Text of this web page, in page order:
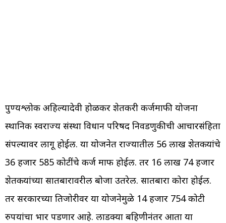
पुण्यश्लोक अहिल्यादेवी होळकर शेतकरी कर्जमाफी योजना
स्थानिक स्वराज्य संस्था विधान परिषद निवडणुकीची आचारसंहिता
संपल्यावर लागू होईल. या योजनेत राज्यातील 56 लाख शेतकऱ्यांचे
36 हजार 585 कोटींचे कर्ज माफ होईल. तर 16 लाख 74 हजार
शेतकऱ्यांच्या सातबारावरील बोजा उतरेल. सातबारा कोरा होईल.
तर सरकारच्या तिजोरीवर या योजनेमुळे 14 हजार 754 कोटी
रुपयांचा भार पडणार आहे. लाडक्या बहिणीनंतर आता या